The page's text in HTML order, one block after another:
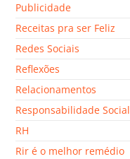
Publicidade
Receitas pra ser Feliz
Redes Sociais
Reflexões
Relacionamentos
Responsabilidade Social
RH
Rir é o melhor remédio